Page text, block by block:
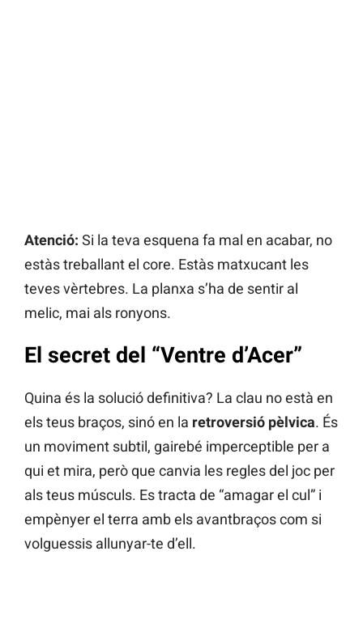
Atenció: Si la teva esquena fa mal en acabar, no
estàs treballant el core. Estàs matxucant les
teves vèrtebres. La planxa s’ha de sentir al
melic, mai als ronyons.
El secret del “Ventre d’Acer”
Quina és la solució definitiva? La clau no està en
els teus braços, sinó en la retroversió pèlvica. És
un moviment subtil, gairebé imperceptible per a
qui et mira, però que canvia les regles del joc per
als teus músculs. Es tracta de “amagar el cul” i
empènyer el terra amb els avantbraços com si
volguessis allunyar-te d’ell.